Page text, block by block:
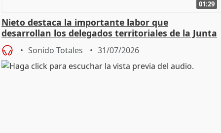
01:29
Nieto destaca la importante labor que
desarrollan los delegados territoriales de la Junta
Sonido Totales 31/07/2026